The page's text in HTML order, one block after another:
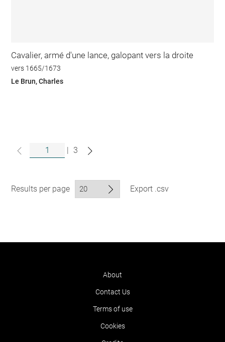
Cavalier, armé d'une lance, galopant vers la droite
vers 1665/1673
Le Brun, Charles
| 3
Results per page Export .csv
About
Contact Us
Terms of use
Cookies